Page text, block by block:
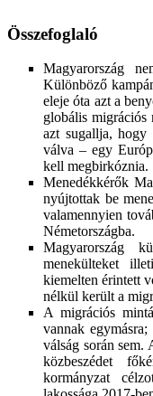
Összefoglaló
Magyarország
Különböző
eleje óta azt a
globális migrációs
azt sugallja, hogy
válva – egy
kell megbirkóznia.
Menedékkérők
nyújtottak be
valamennyien
Németországba.
Magyarország
menekülteket
kiemelten érintett
nélkül került a
A migrációs
vannak
válság során sem.
közbeszédet
kormányzat